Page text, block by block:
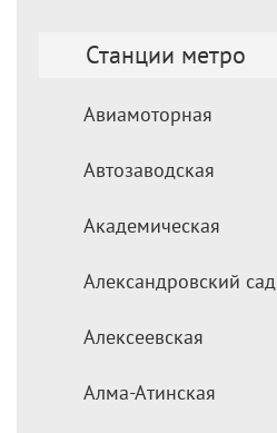
Станции метро
Авиамоторная
Автозаводская
Академическая
Александровский сад
Алексеевская
Алма-Атинская